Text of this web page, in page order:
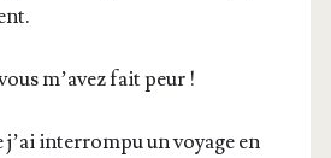
m’a­vez fait peur !
inter­rom­pu un voyage en